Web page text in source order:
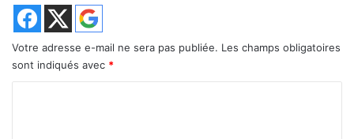
Votre adresse e-mail ne sera pas publiée. Les champs obligatoires
sont indiqués avec *